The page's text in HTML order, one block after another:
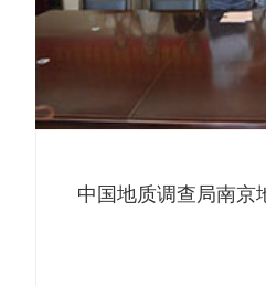
中国地质调查局南京